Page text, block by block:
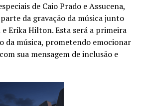
de Caio Prado e Assucena,
da gravação da música junto
Erika Hilton. Esta será a primeira
da música, prometendo emocionar
sua mensagem de inclusão e